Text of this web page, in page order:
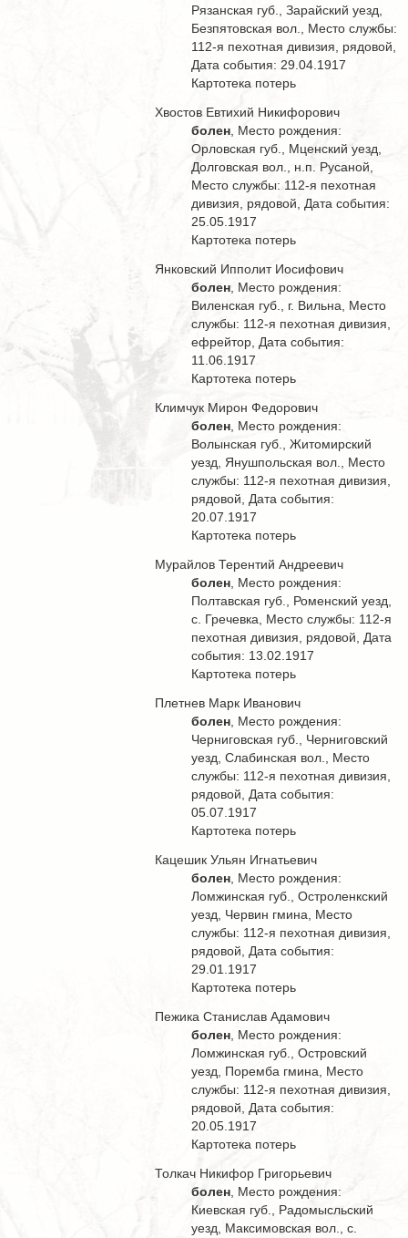
Рязанская губ., Зарайский уезд,
Безпятовская вол., Место службы:
112-я пехотная дивизия, рядовой,
Дата события: 29.04.1917
Картотека потерь
Хвостов Евтихий Никифорович
болен , Место рождения:
Орловская губ., Мценский уезд,
Долговская вол., н.п. Русаной,
Место службы: 112-я пехотная
дивизия, рядовой, Дата события:
25.05.1917
Картотека потерь
Янковский Ипполит Иосифович
болен , Место рождения:
Виленская губ., г. Вильна, Место
службы: 112-я пехотная дивизия,
ефрейтор, Дата события:
11.06.1917
Картотека потерь
Климчук Мирон Федорович
болен , Место рождения:
Волынская губ., Житомирский
уезд, Янушпольская вол., Место
службы: 112-я пехотная дивизия,
рядовой, Дата события:
20.07.1917
Картотека потерь
Мурайлов Терентий Андреевич
болен , Место рождения:
Полтавская губ., Роменский уезд,
с. Гречевка, Место службы: 112-я
пехотная дивизия, рядовой, Дата
события: 13.02.1917
Картотека потерь
Плетнев Марк Иванович
болен , Место рождения:
Черниговская губ., Черниговский
уезд, Слабинская вол., Место
службы: 112-я пехотная дивизия,
рядовой, Дата события:
05.07.1917
Картотека потерь
Кацешик Ульян Игнатьевич
болен , Место рождения:
Ломжинская губ., Остроленкский
уезд, Червин гмина, Место
службы: 112-я пехотная дивизия,
рядовой, Дата события:
29.01.1917
Картотека потерь
Пежика Станислав Адамович
болен , Место рождения:
Ломжинская губ., Островский
уезд, Поремба гмина, Место
службы: 112-я пехотная дивизия,
рядовой, Дата события:
20.05.1917
Картотека потерь
Толкач Никифор Григорьевич
болен , Место рождения:
Киевская губ., Радомысльский
уезд, Максимовская вол., с.